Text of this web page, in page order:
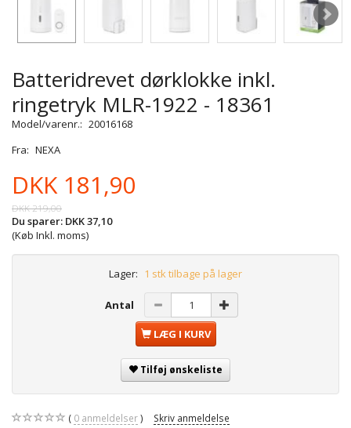
Batteridrevet dørklokke inkl.
ringetryk MLR-1922 - 18361
Model/varenr.: 20016168
Fra: NEXA
DKK 181,90
DKK 219,00
Du sparer: DKK 37,10
(Køb Inkl. moms)
Lager: 1 stk tilbage på lager
Antal
LÆG I KURV
Tilføj ønskeliste
0 anmeldelser Skriv anmeldelse